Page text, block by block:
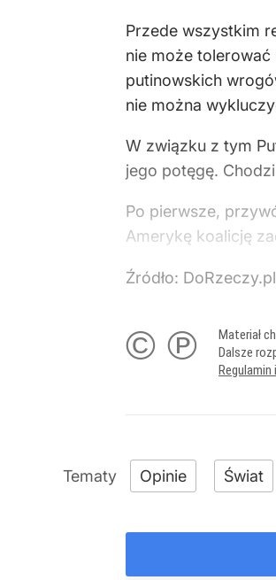
Przede wszystkim
nie może
putinowskich
nie można
W związku z tym
jego potęgę.
Po pierwsze,
Amerykę koalicję
Źródło: DoRzeczy.pl
© ℗
Materiał
Dalsze
Opinie Świat